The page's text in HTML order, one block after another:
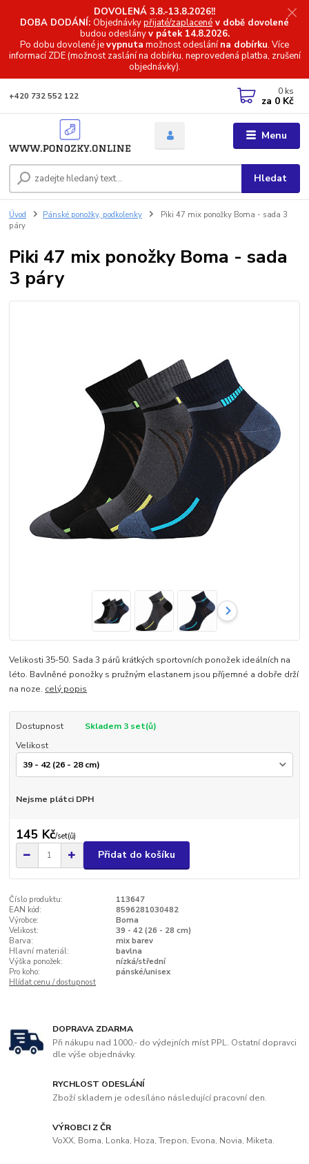
DOVOLENÁ 3.8.-13.8.2026!!
DOBA DODÁNÍ: Objednávkypřijaté/zaplacené v době dovolené
budou odeslányv pátek 14.8.2026.
Po dobu dovolené jevypnuta možnost odeslánína dobírku. Více
informacíZDE (možnost zaslání na dobírku, neprovedená platba, zrušení
objednávky).
Menu
Hledat
+420 732 552 122 0 ks
za 0 Kč
Úvod Pánské ponožky, podkolenky
Piki 47 mix ponožky Boma - sada 3
páry
Piki 47 mix ponožky Boma - sada
3 páry
Velikosti 35-50. Sada 3 párů krátkých sportovních ponožek ideálních na
léto. Bavlněné ponožky s pružným elastanem jsou příjemné a dobře drží
na noze. celý popis
Dostupnost
Skladem 3 set(ů)
Velikost
Nejsme plátci DPH
145 Kč/set(ů)
Přidat do košíku
Číslo produktu:
113647
EAN kód:
8596281030482
Výrobce:
Boma
Velikost:
39 - 42 (26 - 28 cm)
Barva:
mix barev
Hlavní materiál:
bavlna
Výška ponožek:
nízká/střední
Pro koho:
pánské/unisex
Hlídat cenu / dostupnost
DOPRAVA ZDARMA
Při nákupu nad 1000,- do výdejních míst PPL. Ostatní dopravci
dle výše objednávky.
RYCHLOST ODESLÁNÍ
Zboží skladem je odesíláno následující pracovní den.
VÝROBCI Z ČR
VoXX, Boma, Lonka, Hoza, Trepon, Evona, Novia, Miketa.